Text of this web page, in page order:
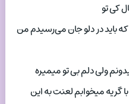
کی تو
باید در دلو جان می‌رسیدم من
ولی دلم بی تو میمیره
گریه میخوابم لعنت به این